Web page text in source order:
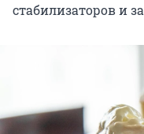
стабилизаторов и